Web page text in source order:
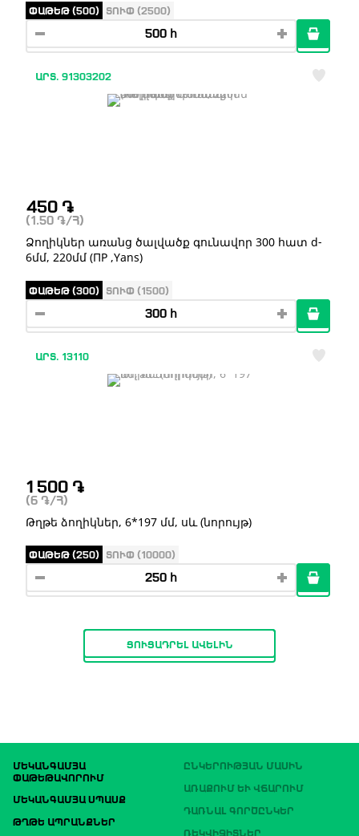
ՓԱԹԵԹ (500) ՏՈՒՓ (2500)
ԱՐՏ. 91303202
450 ֏
(1.50 ֏ /Հ)
Ձողիկներ առանց ծալվածք գունավոր 300 հատ d-
6մմ, 220մմ (ПР ,Yans)
ՓԱԹԵԹ (300) ՏՈՒՓ (1500)
ԱՐՏ. 13110
1 500 ֏
(6 ֏ /Հ)
Թղթե ձողիկներ, 6*197 մմ, սև (նորույթ)
ՓԱԹԵԹ (250) ՏՈՒՓ (10000)
ՑՈՒՑԱԴՐԵԼ ԱՎԵԼԻՆ
ՄԵԿԱՆԳԱՄՅԱ
ՓԱԹԵԹԱՎՈՐՈՒՄ
ՄԵԿԱՆԳԱՄՅԱ ՍՊԱՍՔ
ԹՂԹԵ ԱՊՐԱՆՔՆԵՐ
ԸՆԿԵՐՈՒԹՅԱՆ ՄԱՍԻՆ
ԱՌԱՔՈՒՄ ԵՒ ՎՃԱՐՈՒՄ
ԴԱՌՆԱԼ ԳՈՐԾԸՆԿԵՐ
ՌԵԿՎԻԶԻՏՆԵՐ